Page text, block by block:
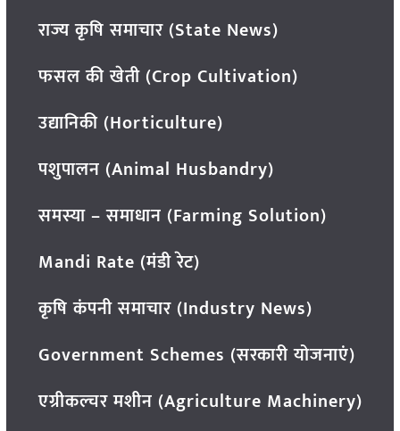
राज्य कृषि समाचार (State News)
फसल की खेती (Crop Cultivation)
उद्यानिकी (Horticulture)
पशुपालन (Animal Husbandry)
समस्या – समाधान (Farming Solution)
Mandi Rate (मंडी रेट)
कृषि कंपनी समाचार (Industry News)
Government Schemes (सरकारी योजनाएं)
एग्रीकल्चर मशीन (Agriculture Machinery)